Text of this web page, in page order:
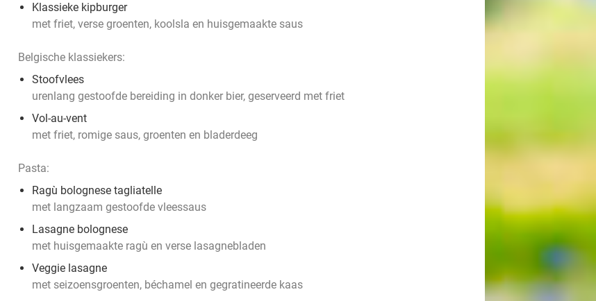
Klassieke kipburger
met friet, verse groenten, koolsla en huisgemaakte saus
Belgische klassiekers:
Stoofvlees
urenlang gestoofde bereiding in donker bier, geserveerd met friet
Vol-au-vent
met friet, romige saus, groenten en bladerdeeg
Pasta:
Ragù bolognese tagliatelle
met langzaam gestoofde vleessaus
Lasagne bolognese
met huisgemaakte ragù en verse lasagnebladen
Veggie lasagne
met seizoensgroenten, béchamel en gegratineerde kaas